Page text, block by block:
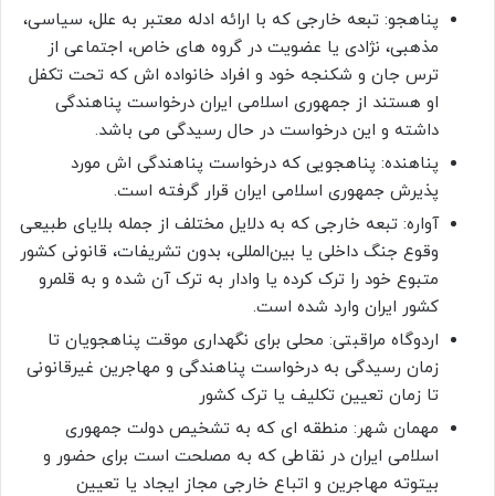
پناهجو: تبعه خارجی که با ارائه ادله معتبر به علل، سیاسی،
مذهبی، نژادی یا عضویت در گروه های خاص، اجتماعی از
ترس جان و شکنجه خود و افراد خانواده اش که تحت تکفل
او هستند از جمهوری اسلامی ایران درخواست پناهندگی
داشته و این درخواست در حال رسیدگی می باشد.
پناهنده: پناهجویی که درخواست پناهندگی اش مورد
پذیرش جمهوری اسلامی ایران قرار گرفته است.
آواره: تبعه خارجی که به دلایل مختلف از جمله بلایای طبیعی
وقوع جنگ داخلی یا بین‌المللی، بدون تشریفات، قانونی کشور
متبوع خود را ترک کرده یا وادار به ترک آن شده و به قلمرو
کشور ایران وارد شده است.
اردوگاه مراقبتی: محلی برای نگهداری موقت پناهجویان تا
زمان رسیدگی به درخواست پناهندگی و مهاجرین غیرقانونی
تا زمان تعیین تکلیف یا ترک کشور
مهمان شهر: منطقه ای که به تشخیص دولت جمهوری
اسلامی ایران در نقاطی که به مصلحت است برای حضور و
بیتوته مهاجرین و اتباع خارجی مجاز ایجاد یا تعیین